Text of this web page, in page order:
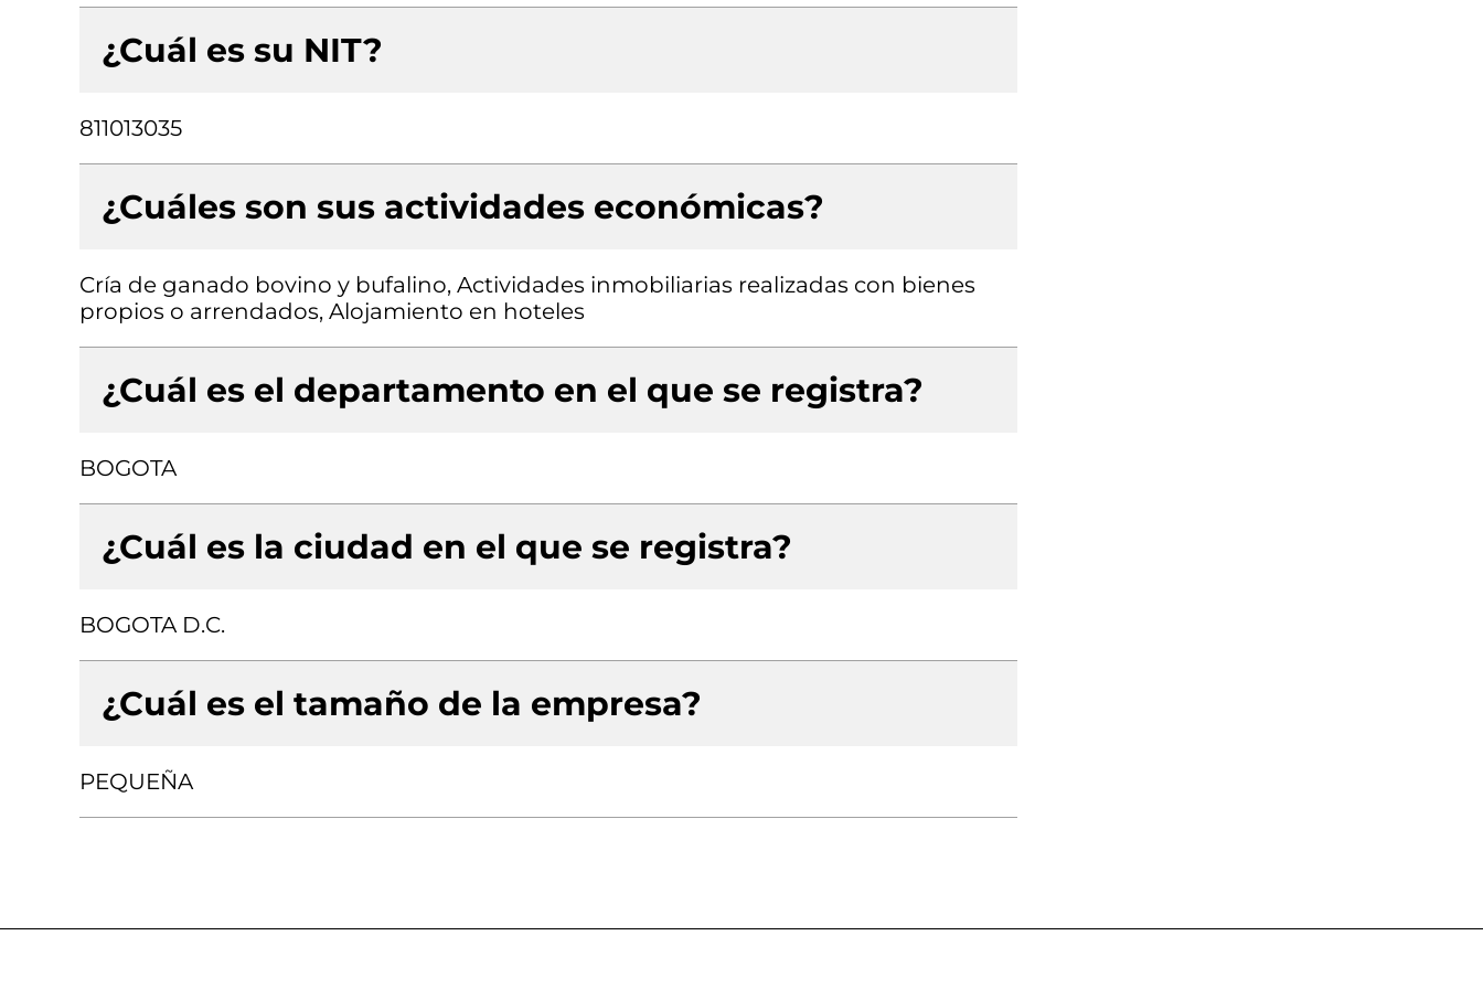
¿Cuál es su NIT?
811013035
¿Cuáles son sus actividades económicas?
Cría de ganado bovino y bufalino, Actividades inmobiliarias realizadas con bienes
propios o arrendados, Alojamiento en hoteles
¿Cuál es el departamento en el que se registra?
BOGOTA
¿Cuál es la ciudad en el que se registra?
BOGOTA D.C.
¿Cuál es el tamaño de la empresa?
PEQUEÑA